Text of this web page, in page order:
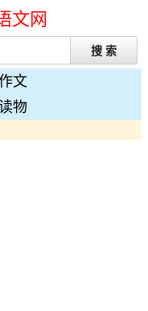
文网
文
物